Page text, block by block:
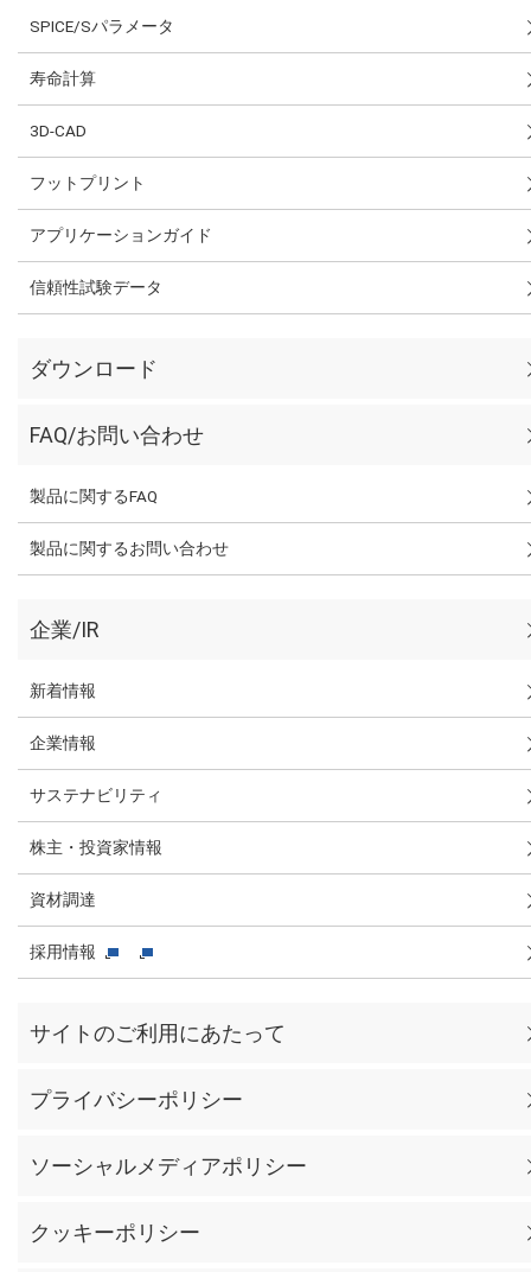
SPICE/Sパラメータ
寿命計算
3D-CAD
フットプリント
アプリケーションガイド
信頼性試験データ
ダウンロード
FAQ/お問い合わせ
製品に関するFAQ
製品に関するお問い合わせ
企業/IR
新着情報
企業情報
サステナビリティ
株主・投資家情報
資材調達
採用情報
サイトのご利用にあたって
プライバシーポリシー
ソーシャルメディアポリシー
クッキーポリシー